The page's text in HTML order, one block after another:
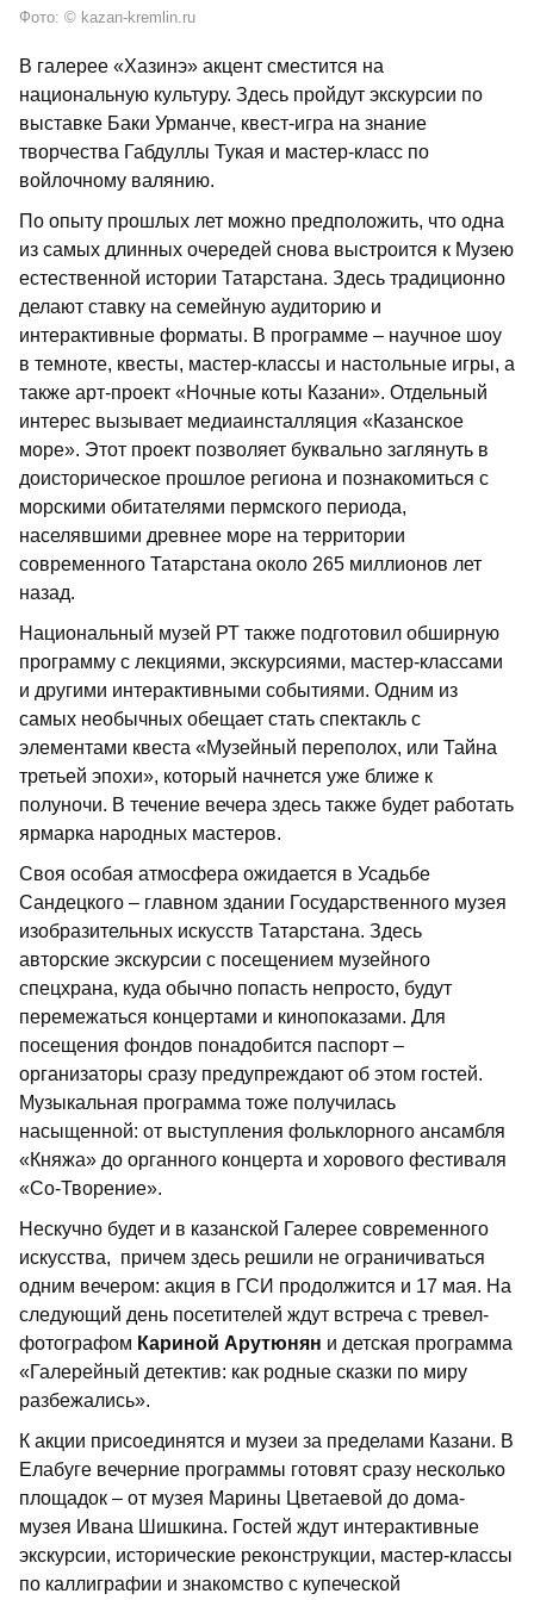
Фото: © kazan-kremlin.ru
В галерее «Хазинэ» акцент сместится на
национальную культуру. Здесь пройдут экскурсии по
выставке Баки Урманче, квест-игра на знание
творчества Габдуллы Тукая и мастер-класс по
войлочному валянию.
По опыту прошлых лет можно предположить, что одна
из самых длинных очередей снова выстроится к Музею
естественной истории Татарстана. Здесь традиционно
делают ставку на семейную аудиторию и
интерактивные форматы. В программе – научное шоу
в темноте, квесты, мастер-классы и настольные игры, а
также арт-проект «Ночные коты Казани». Отдельный
интерес вызывает медиаинсталляция «Казанское
море». Этот проект позволяет буквально заглянуть в
доисторическое прошлое региона и познакомиться с
морскими обитателями пермского периода,
населявшими древнее море на территории
современного Татарстана около 265 миллионов лет
назад.
Национальный музей РТ также подготовил обширную
программу с лекциями, экскурсиями, мастер-классами
и другими интерактивными событиями. Одним из
самых необычных обещает стать спектакль с
элементами квеста «Музейный переполох, или Тайна
третьей эпохи», который начнется уже ближе к
полуночи. В течение вечера здесь также будет работать
ярмарка народных мастеров.
Своя особая атмосфера ожидается в Усадьбе
Сандецкого – главном здании Государственного музея
изобразительных искусств Татарстана. Здесь
авторские экскурсии с посещением музейного
спецхрана, куда обычно попасть непросто, будут
перемежаться концертами и кинопоказами. Для
посещения фондов понадобится паспорт –
организаторы сразу предупреждают об этом гостей.
Музыкальная программа тоже получилась
насыщенной: от выступления фольклорного ансамбля
«Княжа» до органного концерта и хорового фестиваля
«Со-Творение».
Нескучно будет и в казанской Галерее современного
искусства, причем здесь решили не ограничиваться
одним вечером: акция в ГСИ продолжится и 17 мая. На
следующий день посетителей ждут встреча с тревел-
фотографом Кариной Арутюнян и детская программа
«Галерейный детектив: как родные сказки по миру
разбежались».
К акции присоединятся и музеи за пределами Казани. В
Елабуге вечерние программы готовят сразу несколько
площадок – от музея Марины Цветаевой до дома-
музея Ивана Шишкина. Гостей ждут интерактивные
экскурсии, исторические реконструкции, мастер-классы
по каллиграфии и знакомство с купеческой